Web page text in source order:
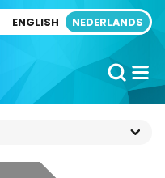
ENGLISH NEDERLANDS